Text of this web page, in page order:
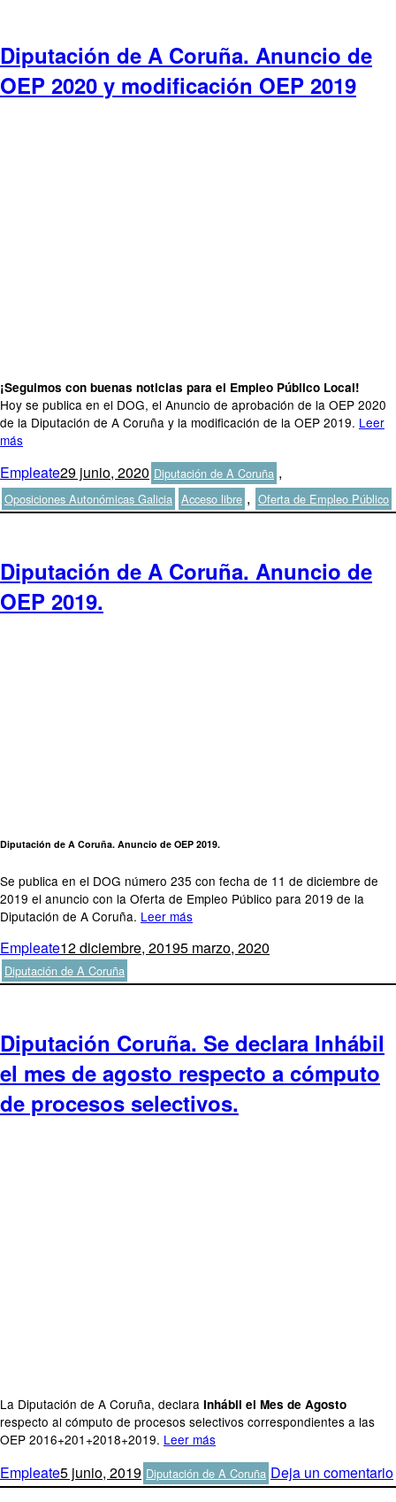
Diputación de A Coruña. Anuncio de
OEP 2020 y modificación OEP 2019
¡Seguimos con buenas noticias para el Empleo Público Local!
Hoy se publica en el DOG, el Anuncio de aprobación de la OEP 2020
de la Diputación de A Coruña y la modificación de la OEP 2019. Leer
más
Autor
EmpleatePublicado
el
29 junio, 2020 Categorías
Diputación de A Coruña ,
Oposiciones Autonómicas Galicia Etiquetas
Acceso libre , Oferta de Empleo Público
Diputación de A Coruña. Anuncio de
OEP 2019.
Diputación de A Coruña. Anuncio de OEP 2019.
Se publica en el DOG número 235 con fecha de 11 de diciembre de
2019 el anuncio con la Oferta de Empleo Público para 2019 de la
Diputación de A Coruña. Leer más
Autor
EmpleatePublicado
el
12 diciembre, 20195 marzo, 2020
Diputación de A Coruña
Diputación Coruña. Se declara Inhábil
el mes de agosto respecto a cómputo
de procesos selectivos.
La Diputación de A Coruña, declara Inhábil el Mes de Agosto
respecto al cómputo de procesos selectivos correspondientes a las
OEP 2016+201+2018+2019. Leer más
Autor
EmpleatePublicado
el
5 junio, 2019Categorías
Diputación de A Coruña Deja un comentario